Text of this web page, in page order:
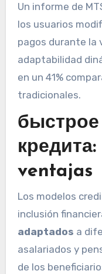
Un informe de
los usuarios
pagos durante la
adaptabilidad
en un 41%
tradicionales.
ventajas
Los modelos
inclusión
adaptados a
asalariados y
de los